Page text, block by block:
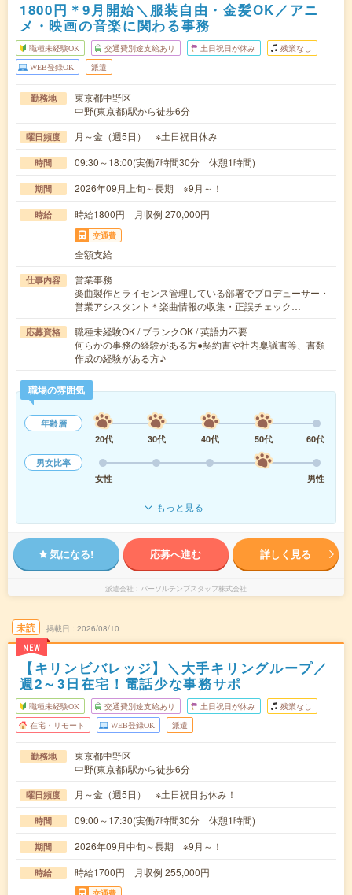
1800円＊9月開始＼服装自由・金髪OK／アニ
メ・映画の音楽に関わる事務
職種未経験OK 交通費別途支給あり 土日祝日が休み 残業なし
WEB登録OK 派遣
勤務地
東京都中野区
中野(東京都)駅から徒歩6分
曜日頻度 月～金（週5日） ※土日祝日休み
時間 09:30～18:00(実働7時間30分 休憩1時間)
期間 2026年09月上旬～長期 ※9月～！
時給 時給1800円 月収例 270,000円
交通費
全額支給
仕事内容
営業事務
楽曲製作とライセンス管理している部署でプロデューサー・
営業アシスタント＊楽曲情報の収集・正誤チェック…
応募資格
職種未経験OK / ブランクOK / 英語力不要
何らかの事務の経験がある方●契約書や社内稟議書等、書類
作成の経験がある方♪
職場の雰囲気
年齢層
20代
30代 40代 50代
60代
男女比率
女性
男性
もっと見る
気になる! 応募へ進む 詳しく見る
派遣会社 パーソルテンプスタッフ株式会社
未読
NEW
掲載日 2026/08/10
【キリンビバレッジ】＼大手キリングループ／
週2～3日在宅！電話少な事務サポ
職種未経験OK 交通費別途支給あり 土日祝日が休み 残業なし
在宅・リモート WEB登録OK 派遣
勤務地
東京都中野区
中野(東京都)駅から徒歩6分
曜日頻度 月～金（週5日） ※土日祝日お休み！
時間 09:00～17:30(実働7時間30分 休憩1時間)
期間 2026年09月中旬～長期 ※9月～！
時給 時給1700円 月収例 255,000円